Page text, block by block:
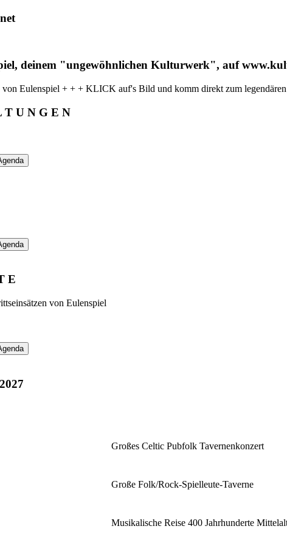
deinem "ungewöhnlichen Kulturwerk", auf
von Eulenspiel + + + KLICK auf's Bild und komm direkt zum
T U N G E N
E
von Eulenspiel
Großes Celtic Pubfolk Tavernenkonzert
Große Folk/Rock-Spielleute-Taverne
Musikalische Reise 400 Jahrhunderte